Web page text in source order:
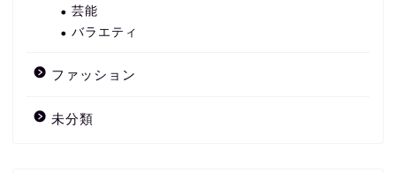
芸能
バラエティ
ファッション
未分類